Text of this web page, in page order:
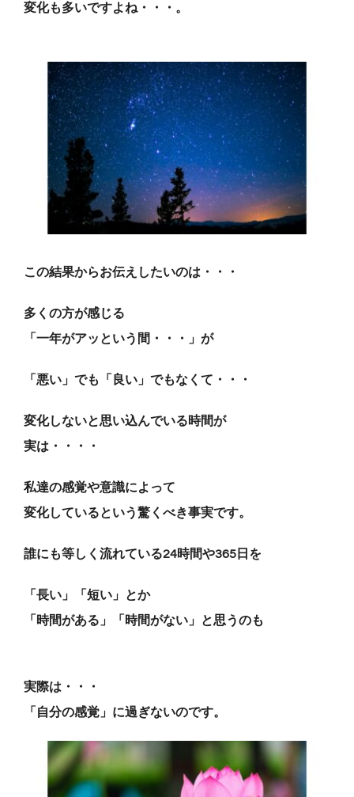
変化も多いですよね・・・。
この結果からお伝えしたいのは・・・
多くの方が感じる
「一年がアッという間・・・」が
「悪い」でも「良い」でもなくて・・・
変化しないと思い込んでいる時間が
実は・・・・
私達の感覚や意識によって
変化しているという驚くべき事実です。
誰にも等しく流れている24時間や365日を
「長い」「短い」とか
「時間がある」「時間がない」と思うのも
実際は・・・
「自分の感覚」に過ぎないのです。